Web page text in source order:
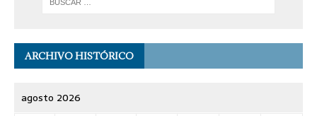
ARCHIVO HISTÓRICO
agosto 2026